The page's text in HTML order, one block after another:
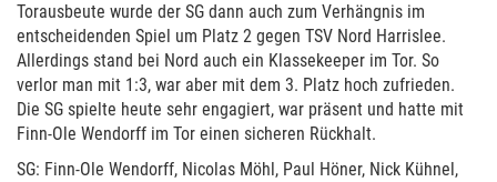
Torausbeute wurde der SG dann auch zum Verhängnis im
entscheidenden Spiel um Platz 2 gegen TSV Nord Harrislee.
Allerdings stand bei Nord auch ein Klassekeeper im Tor. So
verlor man mit 1:3, war aber mit dem 3. Platz hoch zufrieden.
Die SG spielte heute sehr engagiert, war präsent und hatte mit
Finn-Ole Wendorff im Tor einen sicheren Rückhalt.
SG: Finn-Ole Wendorff, Nicolas Möhl, Paul Höner, Nick Kühnel,